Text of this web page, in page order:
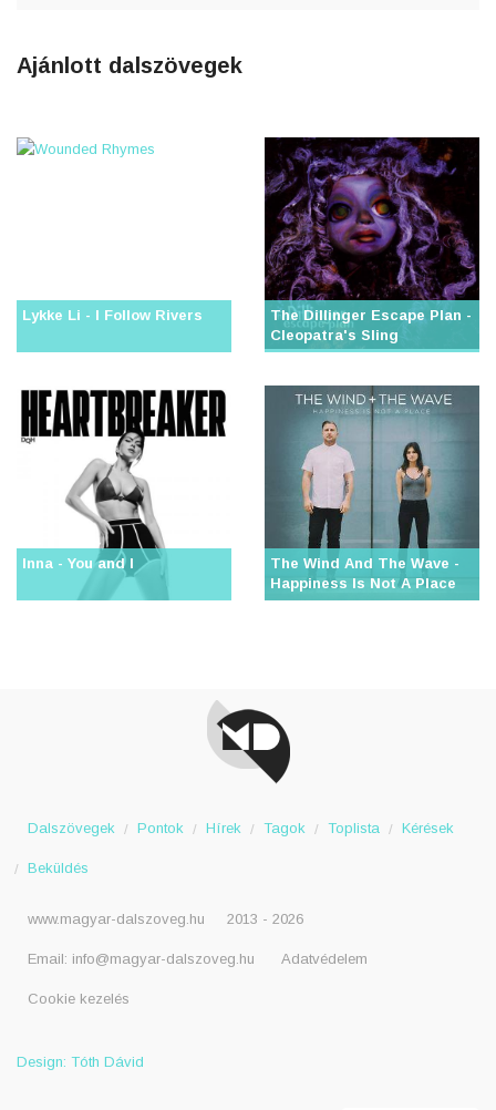
Ajánlott dalszövegek
Lykke Li - I Follow Rivers
The Dillinger Escape Plan -
Cleopatra's Sling
Inna - You and I
The Wind And The Wave -
Happiness Is Not A Place
Dalszövegek Pontok Hírek Tagok Toplista Kérések
Beküldés
www.magyar-dalszoveg.hu 2013 - 2026
Email: info@magyar-dalszoveg.hu Adatvédelem
Cookie kezelés
Design: Tóth Dávid